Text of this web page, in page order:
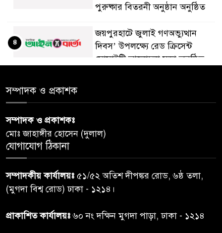
পুরুষ্কার বিতরনী অনুষ্ঠান অনুষ্ঠিত
জয়পুরহাটে জুলাই গণঅভ্যুত্থান
দিবস’ উপলক্ষ্যে রেড ক্রিসেন্ট
সোসাইটি আলোচনা সভা অনুষ্ঠিত
৪
দিবস-২০২৬’।
৫
মাঝে ১৩ লক্ষ ১৫ হাজার টাকা
বিতরণ
৬
বান্দরবানে বন্যায় ক্ষতিগ্রস্তদের
সম্পাদক ও প্রকাশক
সম্পাদক ও প্রকাশকঃ
মোঃ জাহাঙ্গীর হোসেন (দুলাল)
যোগাযোগ ঠিকানা
সম্পাদকীয় কার্যালয়ঃ ৫১/৫২ অতিশ দীপঙ্কর রোড, ৬ষ্ঠ তলা,
(মুগদা বিশ্ব রোড) ঢাকা - ১২১৪।
প্রাকাশিত কার্যালয়ঃ৬০ নং দক্ষিন মুগদা পাড়া, ঢাকা - ১২১৪